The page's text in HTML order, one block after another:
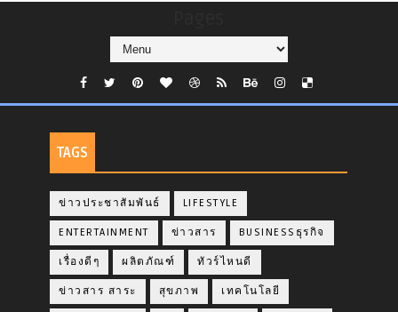
TAGS
ข่าวประชาสัมพันธ์ LIFESTYLE
ENTERTAINMENT ข่าวสาร BUSINESSธุรกิจ
เรื่องดีๆ ผลิตภัณฑ์ ทัวร์ไหนดี
ข่าวสาร สาระ สุขภาพ เทคโนโลยี